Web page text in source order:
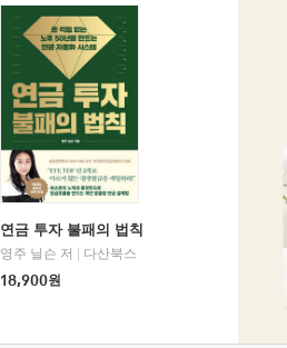
연금 투자 불패의 법칙
영주 닐슨 저
다산북스
18,900원